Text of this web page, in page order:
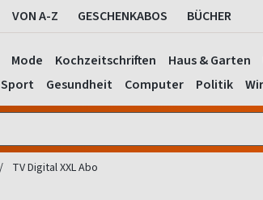
VON A-Z GESCHENKABOS BÜCHER
Mode Kochzeitschriften Haus & Garten
Sport Gesundheit Computer Politik
TV Digital XXL Abo